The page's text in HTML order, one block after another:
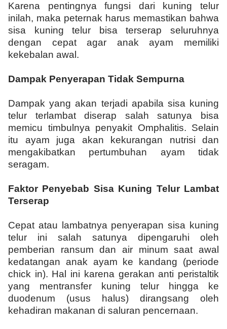
Karena pentingnya fungsi dari kuning telur
inilah, maka peternak harus memastikan bahwa
sisa kuning telur bisa terserap seluruhnya
dengan cepat agar anak ayam memiliki
kekebalan awal.
Dampak Penyerapan Tidak Sempurna
Dampak yang akan terjadi apabila sisa kuning
telur terlambat diserap salah satunya bisa
memicu timbulnya penyakit Omphalitis. Selain
itu ayam juga akan kekurangan nutrisi dan
mengakibatkan pertumbuhan ayam tidak
seragam.
Faktor Penyebab Sisa Kuning Telur Lambat
Terserap
Cepat atau lambatnya penyerapan sisa kuning
telur ini salah satunya dipengaruhi oleh
pemberian ransum dan air minum saat awal
kedatangan anak ayam ke kandang (periode
chick in). Hal ini karena gerakan anti peristaltik
yang mentransfer kuning telur hingga ke
duodenum (usus halus) dirangsang oleh
kehadiran makanan di saluran pencernaan.